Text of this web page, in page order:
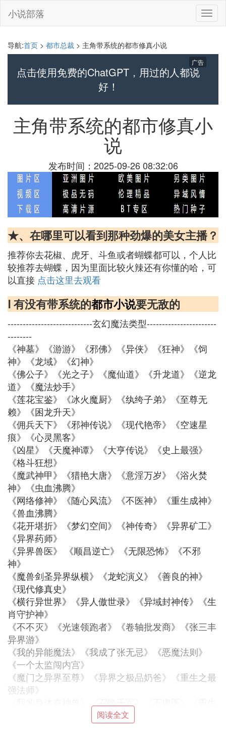
切
换
小说部落
导航:首页 > 都市总裁 > 主角带系统的都市修真小说
点击使用免费的ChatGPT，用过的人都说
好！
广告
主角带系统的都市修真小
说
发布时间：2025-09-26 08:32:06
★、在哪里可以看到那种劲爆的美女主播？
推荐你去花椒、虎牙、斗鱼或者蝴蝶都可以，个人比
较推荐去蝴蝶，因为里面比较火辣还有你懂的哈，可
以直接 点击这里去观看
Ⅰ 有没有带系统的都市小说要无敌的
----------------------------玄幻魔法类型-----------------------
--------
《神墓》《游游》《邪佛》《异侠》《狂神》《饲
神》《龙域》《幻神》
《佛公子》《光之子》《魔仙道》《升龙道》《逆龙
道》《魔法炒手》
《莲花宝鉴》《冰火魔厨》《纨绔子弟》《至尊无
赖》《困龙升天》
《佣兵天下》《邪神传说》《现代艳帝》《空速星
痕》《心灵黑客》
《凶星》《天魔神谭》《大亨传说》《史上最强》
《格斗狂想》
《魔武神甲》《猎艳大唐》《意淫万岁》《浴火焚
神》《虫血沸腾》
《网络修神》《随心风流》《不医神》《重生成神》
《兽血沸腾》
《花开堪折》《梦幻空间》《神传奇》《异界矿工》
《异界药师》
《异界兽医》 《顺昌逆亡》《无限恐怖》《不邪
神》
《魔兽剑圣异界纵横》《龙蛇演义》《善良的神》
《现代修真史》
《横行异世界》《异人傲世录》《异域封神传》《生
肖守护神》
《不不灭》《光速领跑者》《卷轴批发商》《张三丰
异界游》
《我的异能魔法》《我成了张无忌》《恶魔法则》
《一个太监闯内宫》
《魔门之异界至尊》《异界之极品奶爸》《重生之最
强法师》
《玄门道教》《狼神》《不可思议之强者》 《盘
阅读全文